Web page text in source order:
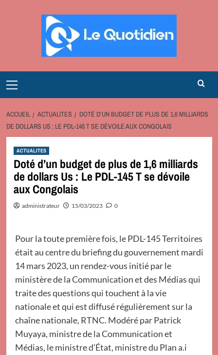
Menu
ACCUEIL ACTUALITES
DOTÉ D’UN BUDGET DE PLUS DE 1,6 MILLIARDS
DE DOLLARS US : LE PDL-145 T SE DÉVOILE AUX CONGOLAIS
ACTUALITES
Doté d’un budget de plus de 1,6 milliards
de dollars Us : Le PDL-145 T se dévoile
aux Congolais
administrateur 15/03/2023 0
Pour la toute première fois, le PDL-145 Territoires
était au centre du briefing du gouvernement mardi
14 mars 2023, un rendez-vous initié par le
ministère de la Communication et des Médias qui
traite des questions qui touchent à la vie
nationale et qui est diffusé régulièrement sur la
chaîne nationale, RTNC. Modéré par Patrick
Muyaya, ministre de la Communication et
Médias, le ministre d’État, ministre du Plan a.i